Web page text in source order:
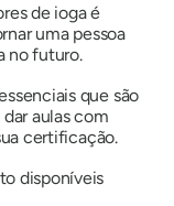
de ioga é
uma pessoa
no futuro.
que são
aulas com
certificação.
disponíveis